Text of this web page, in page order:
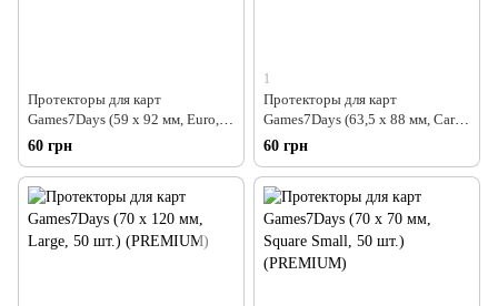
Протекторы для карт
Games7Days (59 х 92 мм, Euro,
50 шт.) (PREMIUM)
60 грн
1
Протекторы для карт
Games7Days (63,5 х 88 мм, Card
Game, 50 шт.) (PREMIUM)
60 грн